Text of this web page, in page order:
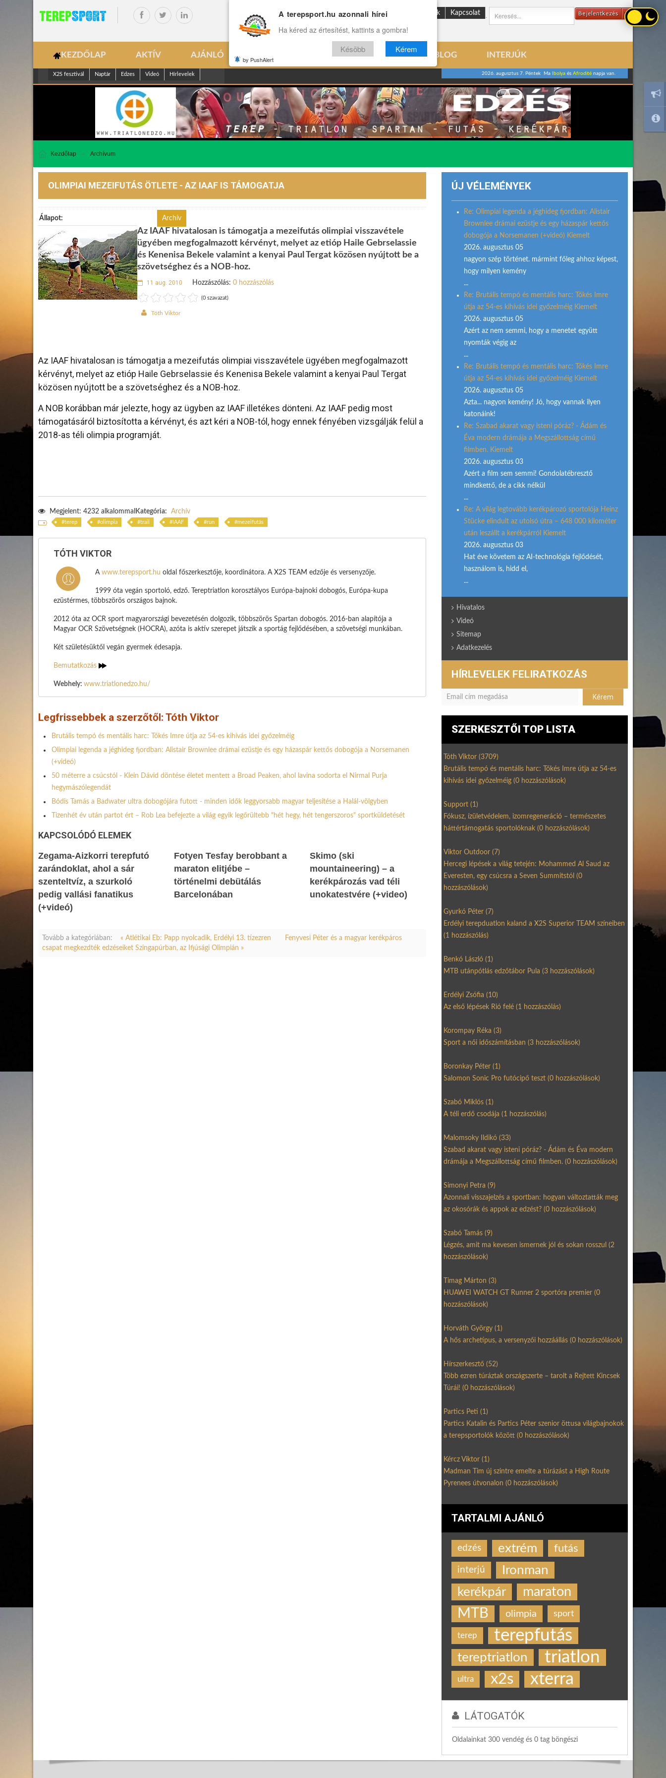
Bejelentkezés
ENG Reviews Archívum Rólunk Kapcsolat
KEZDŐLAP AKTÍV AJÁNLÓ ÉLETMÓD VILÁG BLOG INTERJÚK
X2S fesztivál Naptár Edzes Videó Hírlevelek 2026. augusztus 7. Péntek Ma Ibolyaés Afroditénapja van.
Kezdőlap Archívum
OLIMPIAI MEZEIFUTÁS ÖTLETE - AZ IAAF IS TÁMOGATJA
Állapot: Archív
Az IAAF hivatalosan is támogatja a mezeifutás olimpiai visszavétele
ügyében megfogalmazott kérvényt, melyet az etióp Haile Gebrselassie
és Kenenisa Bekele valamint a kenyai Paul Tergat közösen nyújtott be a
szövetséghez és a NOB-hoz.
11 aug. 2010 Hozzászólás: 0 hozzászólás
(0 szavazat)
Tóth Viktor
Az IAAF hivatalosan is támogatja a mezeifutás olimpiai visszavétele ügyében megfogalmazott
kérvényt, melyet az etióp Haile Gebrselassie és Kenenisa Bekele valamint a kenyai Paul Tergat
közösen nyújtott be a szövetséghez és a NOB-hoz.
A NOB korábban már jelezte, hogy az ügyben az IAAF illetékes dönteni. Az IAAF pedig most
támogatásáról biztosította a kérvényt, és azt kéri a NOB-tól, hogy ennek fényében vizsgálják felül a
2018-as téli olimpia programját.
Megjelent: 4232 alkalommal Kategória: Archív
terep olimpia trail IAAF run mezeifutás
TÓTH VIKTOR
A www.terepsport.hu oldal főszerkesztője, koordinátora. A X2S TEAM edzője és versenyzője.
1999 óta vegán sportoló, edző. Tereptriatlon korosztályos Európa-bajnoki dobogós, Európa-kupa
ezüstérmes, többszörös országos bajnok.
2012 óta az OCR sport magyarországi bevezetésén dolgozik, többszörös Spartan dobogós. 2016-ban alapítója a
Magyar OCR Szövetségnek (HOCRA), azóta is aktív szerepet játszik a sportág fejlődésében, a szövetségi munkában.
Két születésüktől vegán gyermek édesapja.
Bemutatkozás
Webhely: www.triatlonedzo.hu/
Legfrissebbek a szerzőtől: Tóth Viktor
Brutális tempó és mentális harc: Tőkés Imre útja az 54-es kihívás idei győzelméig
Olimpiai legenda a jéghideg fjordban: Alistair Brownlee drámai ezüstje és egy házaspár kettős dobogója a Norsemanen
(+videó)
50 méterre a csúcstól - Klein Dávid döntése életet mentett a Broad Peaken, ahol lavina sodorta el Nirmal Purja
hegymászólegendát
Bódis Tamás a Badwater ultra dobogójára futott - minden idők leggyorsabb magyar teljesítése a Halál-völgyben
Tizenhét év után partot ért – Rob Lea befejezte a világ egyik legőrültebb "hét hegy, hét tengerszoros" sportküldetését
KAPCSOLÓDÓ ELEMEK
Zegama-Aizkorri terepfutó
zarándoklat, ahol a sár
szenteltvíz, a szurkoló
pedig vallási fanatikus
(+videó)
Fotyen Tesfay berobbant a
maraton elitjébe –
történelmi debütálás
Barcelonában
Skimo (ski
mountaineering) – a
kerékpározás vad téli
unokatestvére (+video)
Tovább a kategóriában: « Atlétikai Eb: Papp nyolcadik, Erdélyi 13. tízezren
Fenyvesi Péter és a magyar kerékpáros
csapat megkezdték edzéseiket Szingapúrban, az Ifjúsági Olimpián »
ÚJ VÉLEMÉNYEK
Re: Olimpiai legenda a jéghideg fjordban: Alistair
Brownlee drámai ezüstje és egy házaspár kettős
dobogója a Norsemanen (+videó) Kiemelt
2026. augusztus 05
nagyon szép történet. mármint főleg ahhoz képest,
hogy milyen kemény
...
Re: Brutális tempó és mentális harc: Tőkés Imre
útja az 54-es kihívás idei győzelméig Kiemelt
2026. augusztus 05
Azért az nem semmi, hogy a menetet együtt
nyomták végig az
...
Re: Brutális tempó és mentális harc: Tőkés Imre
útja az 54-es kihívás idei győzelméig Kiemelt
2026. augusztus 05
Azta... nagyon kemény! Jó, hogy vannak ilyen
katonáink!
Re: Szabad akarat vagy isteni póráz? - Ádám és
Éva modern drámája a Megszállottság című
filmben. Kiemelt
2026. augusztus 03
Azért a film sem semmi! Gondolatébresztő
mindkettő, de a cikk nélkül
...
Re: A világ legtovább kerékpározó sportolója Heinz
Stücke elindult az utolsó útra – 648 000 kilométer
után leszállt a kerékpárról Kiemelt
2026. augusztus 03
Hat éve követem az AI-technológia fejlődését,
használom is, hidd el,
...
Hivatalos
Videó
Sitemap
Adatkezelés
HÍRLEVELEK FELIRATKOZÁS
SZERKESZTŐI TOP LISTA
Tóth Viktor (3709)
Brutális tempó és mentális harc: Tőkés Imre útja az 54-es
kihívás idei győzelméig (0 hozzászólások)
Support (1)
Fókusz, ízületvédelem, izomregeneráció – természetes
háttértámogatás sportolóknak (0 hozzászólások)
Viktor Outdoor (7)
Hercegi lépések a világ tetején: Mohammed Al Saud az
Everesten, egy csúcsra a Seven Summitstól (0
hozzászólások)
Gyurkó Péter (7)
Erdélyi terepduatlon kaland a X2S Superior TEAM színeiben
(1 hozzászólás)
Benkó László (1)
MTB utánpótlás edzőtábor Pula (3 hozzászólások)
Erdélyi Zsófia (10)
Az első lépések Rió felé (1 hozzászólás)
Korompay Réka (3)
Sport a női időszámításban (3 hozzászólások)
Boronkay Péter (1)
Salomon Sonic Pro futócipő teszt (0 hozzászólások)
Szabó Miklós (1)
A téli erdő csodája (1 hozzászólás)
Malomsoky Ildikó (33)
Szabad akarat vagy isteni póráz? - Ádám és Éva modern
drámája a Megszállottság című filmben. (0 hozzászólások)
Simonyi Petra (9)
Azonnali visszajelzés a sportban: hogyan változtatták meg
az okosórák és appok az edzést? (0 hozzászólások)
Szabó Tamás (9)
Légzés, amit ma kevesen ismernek jól és sokan rosszul (2
hozzászólások)
Timag Márton (3)
HUAWEI WATCH GT Runner 2 sportóra premier (0
hozzászólások)
Horváth György (1)
A hős archetípus, a versenyzői hozzáállás (0 hozzászólások)
Hírszerkesztő (52)
Több ezren túráztak országszerte – tarolt a Rejtett Kincsek
Túrái! (0 hozzászólások)
Partics Peti (1)
Partics Katalin és Partics Péter szenior öttusa világbajnokok
a terepsportolók között (0 hozzászólások)
Kércz Viktor (1)
Madman Tim új szintre emelte a túrázást a High Route
Pyrenees útvonalon (0 hozzászólások)
TARTALMI AJÁNLÓ
edzés extrém futás
interjú
Ironman
kerékpár
maraton
MTB olimpia sport
terep terepfutás
tereptriatlon triatlon
ultra x2s xterra
LÁTOGATÓK
Oldalainkat 300 vendég és 0 tag böngészi
A terepsport.hu azonnali hírei
Ha kéred az értesítést, kattints a gombra!
Késöbb Kérem
by PushAlert